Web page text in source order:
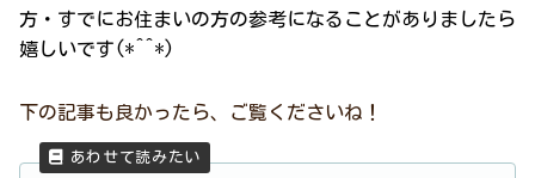
方・すでにお住まいの方の参考になることがありましたら
嬉しいです(*^^*)
下の記事も良かったら、ご覧くださいね！